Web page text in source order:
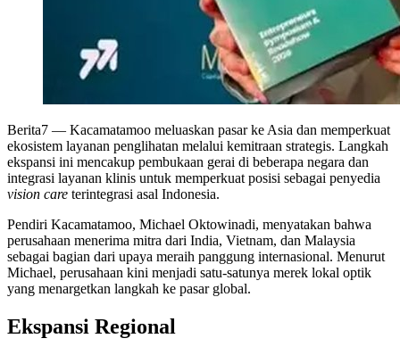
Berita7 — Kacamatamoo meluaskan pasar ke Asia dan memperkuat
ekosistem layanan penglihatan melalui kemitraan strategis. Langkah
ekspansi ini mencakup pembukaan gerai di beberapa negara dan
integrasi layanan klinis untuk memperkuat posisi sebagai penyedia
vision care terintegrasi asal Indonesia.
Pendiri Kacamatamoo, Michael Oktowinadi, menyatakan bahwa
perusahaan menerima mitra dari India, Vietnam, dan Malaysia
sebagai bagian dari upaya meraih panggung internasional. Menurut
Michael, perusahaan kini menjadi satu-satunya merek lokal optik
yang menargetkan langkah ke pasar global.
Ekspansi Regional